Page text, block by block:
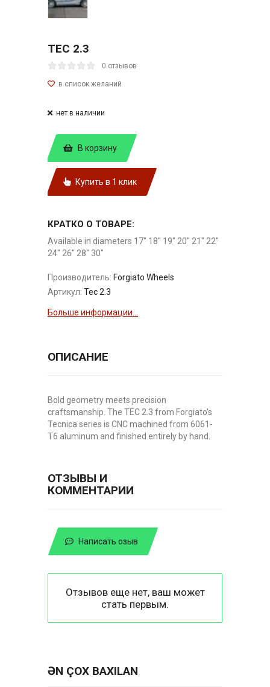
TEC 2.3
0 отзывов
нет в наличии
В корзину
Купить в 1 клик
КРАТКО О ТОВАРЕ:
Available in diameters 17" 18" 19" 20" 21" 22"
24" 26" 28" 30"
Производитель: Forgiato Wheels
Артикул: Tec 2.3
Больше информации...
ОПИСАНИЕ
Bold geometry meets precision
craftsmanship. The TEC 2.3 from Forgiato's
Tecnica series is CNC machined from 6061-
T6 aluminum and finished entirely by hand.
ОТЗЫВЫ И
КОММЕНТАРИИ
Написать озыв
Отзывов еще нет, ваш может
стать первым.
ƏN ÇOX BAXILAN